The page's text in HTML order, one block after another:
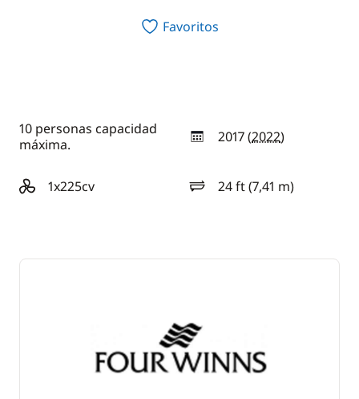
Favoritos
10 personas capacidad
máxima.
2017 (2022)
año
1x225cv
motorización 24 ft (7,41 m)
eslora